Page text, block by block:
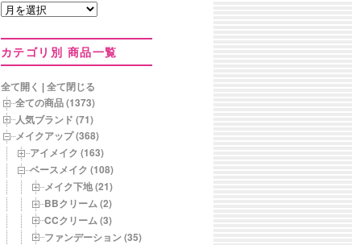
発
年
月
別
商
品
一
覧
カテゴリ別 商品一覧
全て開く | 全て閉じる
全ての商品 (1373)
人気ブランド (71)
メイクアップ (368)
アイメイク (163)
ベースメイク (108)
メイク下地 (21)
BBクリーム (2)
CCクリーム (3)
ファンデーション (35)